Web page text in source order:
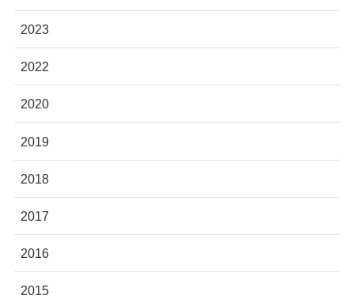
2023
2022
2020
2019
2018
2017
2016
2015